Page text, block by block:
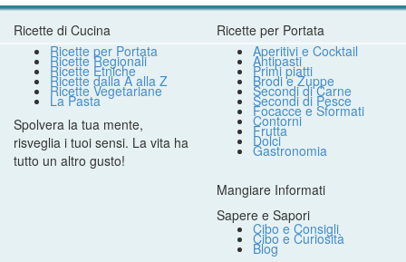
Ricette di Cucina
Ricette per Portata
Ricette Regionali
Ricette Etniche
Ricette dalla A alla Z
Ricette Vegetariane
La Pasta
Spolvera la tua mente,
risveglia i tuoi sensi. La vita ha
tutto un altro gusto!
Ricette per Portata
Aperitivi e Cocktail
Antipasti
Primi piatti
Brodi e Zuppe
Secondi di Carne
Secondi di Pesce
Focacce e Sformati
Contorni
Frutta
Dolci
Gastronomia
Mangiare Informati
Sapere e Sapori
Cibo e Consigli
Cibo e Curiosità
Blog